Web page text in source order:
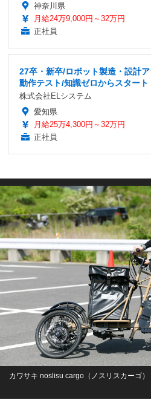
神奈川県
月給24万9,000円～32万円
正社員
27卒・新卒/ロボット製造・設計
動作テスト/知識ゼロからスタート
株式会社ELシステム
愛知県
月給25万4,300円～32万円
正社員
カワサキ noslisu cargo（ノスリスカーゴ）